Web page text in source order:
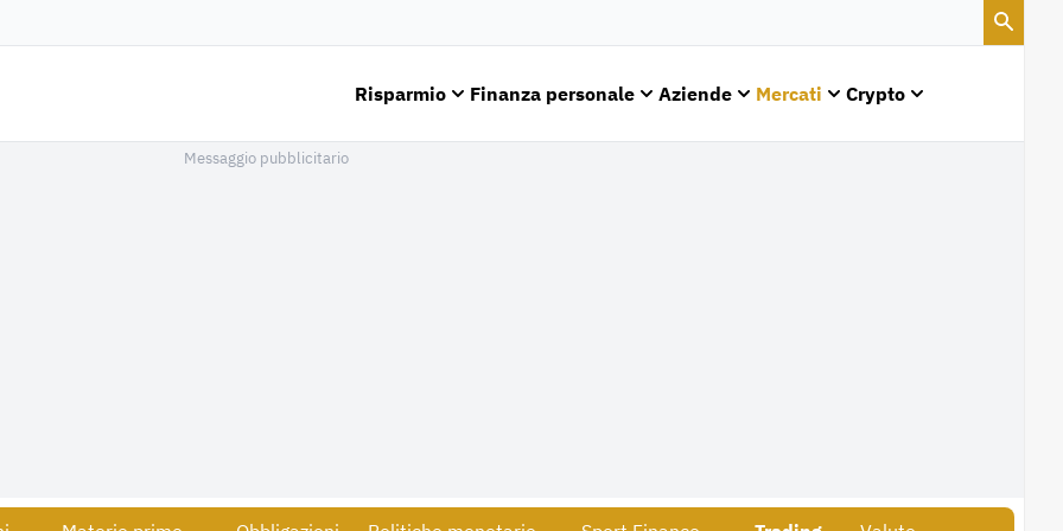
Risparmio Finanza personale Aziende Mercati Crypto
Messaggio pubblicitario